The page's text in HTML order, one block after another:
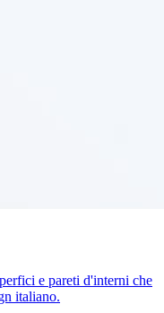
e pareti d'interni che
italiano.